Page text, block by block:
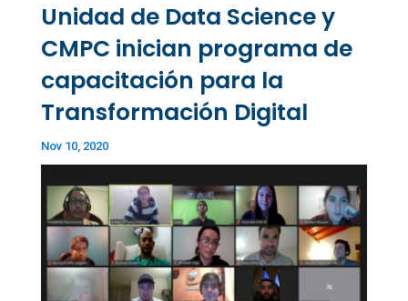
Unidad de Data Science y
CMPC inician programa de
capacitación para la
Transformación Digital
Nov 10, 2020